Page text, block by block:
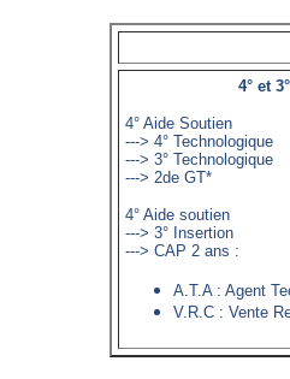
4° et
4° Aide Soutien
---> 4° Technologique
---> 3° Technologique
---> 2de GT*
4° Aide soutien
---> 3° Insertion
---> CAP 2 ans :
A.T.A : Agent
V.R.C : Vente